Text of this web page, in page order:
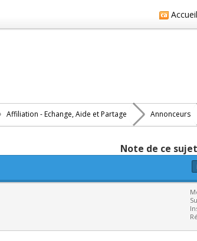
Accueil
Affiliation - Echange, Aide et Partage Annonceurs
Note de ce